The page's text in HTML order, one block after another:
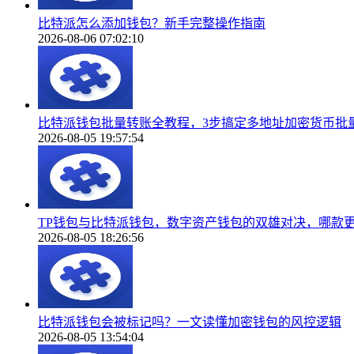
比特派怎么添加钱包？新手完整操作指南
2026-08-06 07:02:10
比特派钱包批量转账全教程，3步搞定多地址加密货币批
2026-08-05 19:57:54
TP钱包与比特派钱包，数字资产钱包的双雄对决，哪款
2026-08-05 18:26:56
比特派钱包会被标记吗？一文读懂加密钱包的风控逻辑
2026-08-05 13:54:04